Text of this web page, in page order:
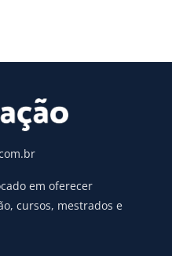
em oferecer
cursos, mestrados e